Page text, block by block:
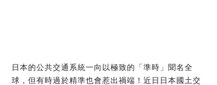
日本的公共交通系統一向以極致的「準時」聞名全
球，但有時過於精準也會惹出禍端！近日日本國土交